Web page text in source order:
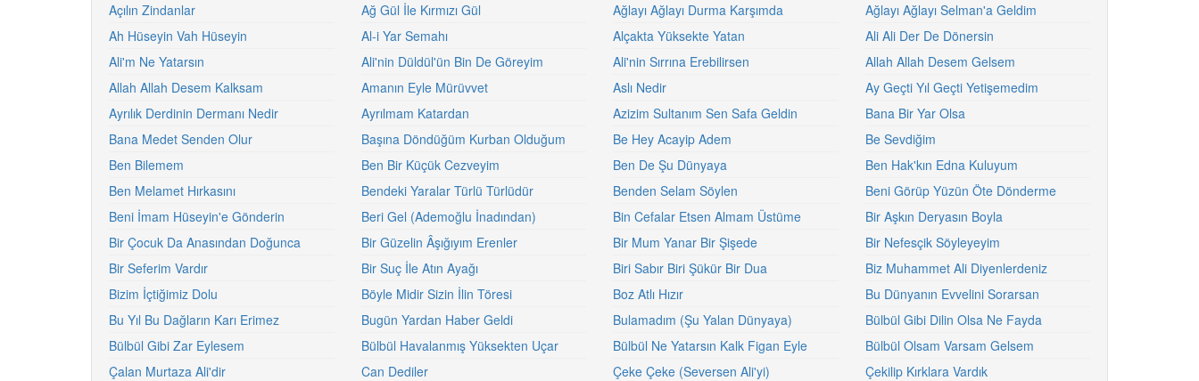
Açılın Zindanlar
Ağ Gül İle Kırmızı Gül Ağlayı Ağlayı Durma Karşımda
Ağlayı Ağlayı Selman'a Geldim
Ah Hüseyin Vah Hüseyin
Al-i Yar Semahı Alçakta Yüksekte Yatan
Ali Ali Der De Dönersin
Ali'm Ne Yatarsın
Ali'nin Düldül'ün Bin De Göreyim Ali'nin Sırrına Erebilirsen
Allah Allah Desem Gelsem
Allah Allah Desem Kalksam
Amanın Eyle Mürüvvet Aslı Nedir
Ay Geçti Yıl Geçti Yetişemedim
Ayrılık Derdinin Dermanı Nedir
Ayrılmam Katardan Azizim Sultanım Sen Safa Geldin
Bana Bir Yar Olsa
Bana Medet Senden Olur
Başına Döndüğüm Kurban Olduğum Be Hey Acayip Adem
Be Sevdiğim
Ben Bilemem
Ben Bir Küçük Cezveyim Ben De Şu Dünyaya
Ben Hak'kın Edna Kuluyum
Ben Melamet Hırkasını
Bendeki Yaralar Türlü Türlüdür Benden Selam Söylen
Beni Görüp Yüzün Öte Dönderme
Beni İmam Hüseyin'e Gönderin
Beri Gel (Ademoğlu İnadından) Bin Cefalar Etsen Almam Üstüme
Bir Aşkın Deryasın Boyla
Bir Çocuk Da Anasından Doğunca
Bir Güzelin Âşığıyım Erenler Bir Mum Yanar Bir Şişede
Bir Nefesçik Söyleyeyim
Bir Seferim Vardır
Bir Suç İle Atın Ayağı Biri Sabır Biri Şükür Bir Dua
Biz Muhammet Ali Diyenlerdeniz
Bizim İçtiğimiz Dolu
Böyle Midir Sizin İlin Töresi Boz Atlı Hızır
Bu Dünyanın Evvelini Sorarsan
Bu Yıl Bu Dağların Karı Erimez
Bugün Yardan Haber Geldi Bulamadım (Şu Yalan Dünyaya)
Bülbül Gibi Dilin Olsa Ne Fayda
Bülbül Gibi Zar Eylesem
Bülbül Havalanmış Yüksekten Uçar Bülbül Ne Yatarsın Kalk Figan Eyle
Bülbül Olsam Varsam Gelsem
Çalan Murtaza Ali'dir
Can Dediler Çeke Çeke (Seversen Ali'yi)
Çekilip Kırklara Vardık